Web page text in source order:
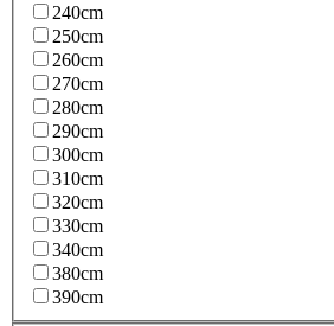
240cm
250cm
260cm
270cm
280cm
290cm
300cm
310cm
320cm
330cm
340cm
380cm
390cm